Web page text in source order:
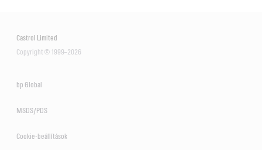
Castrol Limited
Copyright © 1999–2026
bp Global
MSDS/PDS
Cookie-beállítások